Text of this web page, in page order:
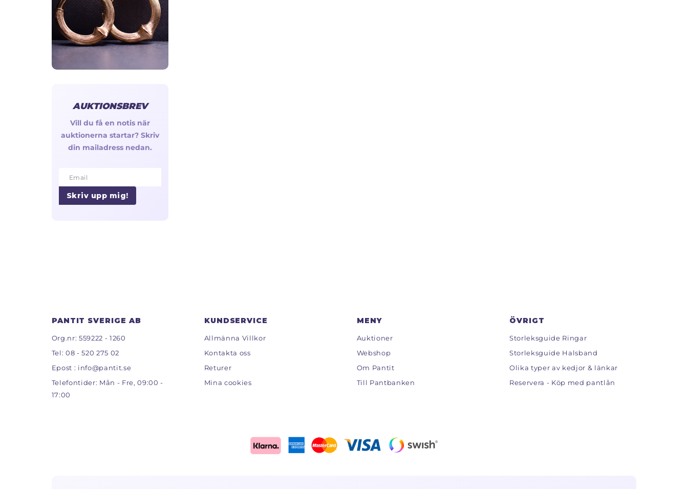
AUKTIONSBREV
Vill du få en notis när
auktionerna startar? Skriv
din mailadress nedan.
Email
Email
Skriv upp mig!
PANTIT SVERIGE AB
Org.nr: 559222 - 1260
Tel:08 - 520 275 02
Epost : info@pantit.se
Telefontider: Mån - Fre, 09:00 -
17:00
KUNDSERVICE
Allmänna Villkor
Kontakta oss
Returer
Mina cookies
MENY
Auktioner
Webshop
Om Pantit
Till Pantbanken
ÖVRIGT
Storleksguide Ringar
Storleksguide Halsband
Olika typer av kedjor & länkar
Reservera - Köp med pantlån